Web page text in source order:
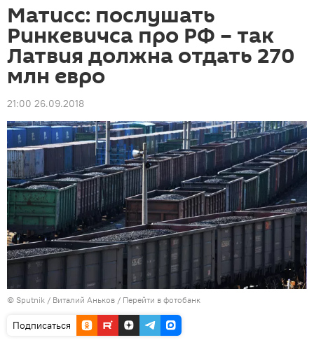
Матисс: послушать
Ринкевичса про РФ – так
Латвия должна отдать 270
млн евро
21:00 26.09.2018
© Sputnik / Виталий Аньков / Перейти в фотобанк
Подписаться